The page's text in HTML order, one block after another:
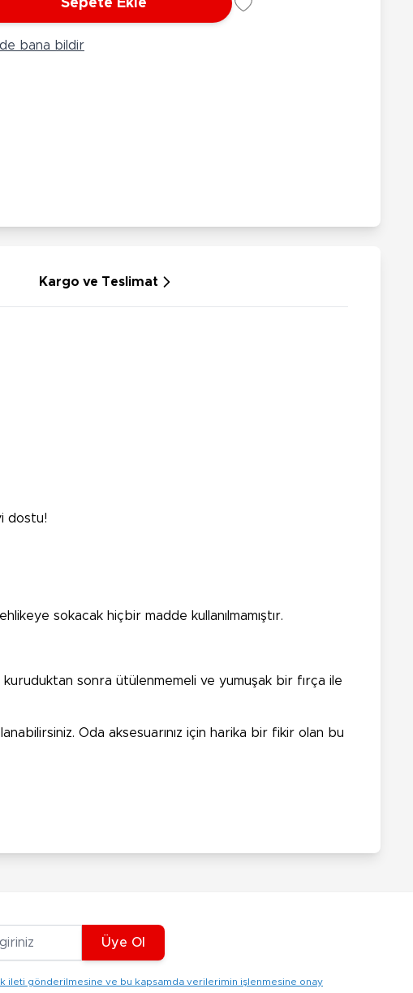
Ürünleri
Akülü Araçlar
Bin Git Araçlar
Çeşitli Peluşlar
Sepete Ekle
bana bildir
Kargo ve Teslimat
dostu!
sokacak hiçbir madde kullanılmamıştır.
kuruduktan sonra ütülenmemeli ve yumuşak bir fırça ile
Oda aksesuarınız için harika bir fikir olan bu
Üye Ol
ileti gönderilmesine ve bu kapsamda verilerimin işlenmesine onay